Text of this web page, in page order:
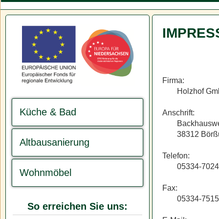
Küche & Bad
Altbausanierung
Wohnmöbel
So erreichen Sie uns:
Firma:
Holzhof
Anschrift:
38312
Telefon:
05334-7024
Fax:
05334-7515